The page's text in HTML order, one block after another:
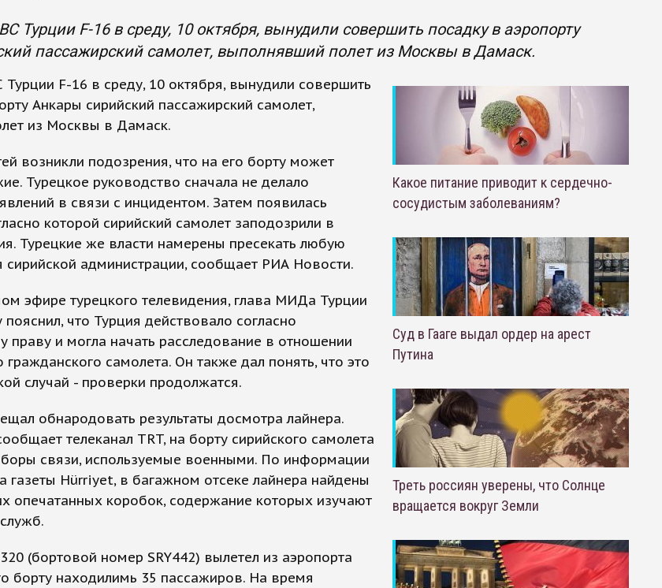
Турции F-16 в среду, 10 октября, вынудили совершить посадку в аэропорту
пассажирский самолет, выполнявший полет из Москвы в Дамаск.
Турции F-16 в среду, 10 октября, вынудили совершить
Анкары сирийский пассажирский самолет,
из Москвы в Дамаск.
возникли подозрения, что на его борту может
Турецкое руководство сначала не делало
в связи с инцидентом. Затем появилась
которой сирийский самолет заподозрили в
Турецкие же власти намерены пресекать любую
сирийской администрации, сообщает РИА Новости.
эфире турецкого телевидения, глава МИДа Турции
что Турция действовало согласно
и могла начать расследование в отношении
гражданского самолета. Он также дал понять, что это
случай - проверки продолжатся.
обнародовать результаты досмотра лайнера.
телеканал TRT, на борту сирийского самолета
связи, используемые военными. По информации
газеты Hürriyet, в багажном отсеке лайнера найдены
опечатанных коробок, содержание которых изучают
(бортовой номер SRY442) вылетел из аэропорта
борту находилимь 35 пассажиров. На время
Какое питание приводит к сердечно-
сосудистым заболеваниям?
Суд в Гааге выдал ордер на арест
Путина
Треть россиян уверены, что Солнце
вращается вокруг Земли